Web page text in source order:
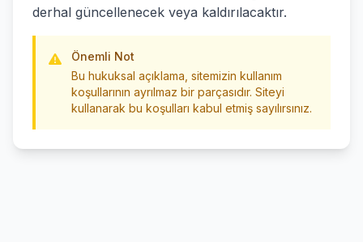
derhal güncellenecek veya kaldırılacaktır.
Önemli Not
Bu hukuksal açıklama, sitemizin kullanım
koşullarının ayrılmaz bir parçasıdır. Siteyi
kullanarak bu koşulları kabul etmiş sayılırsınız.